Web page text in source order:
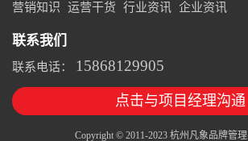
营销知识 运营干货 行业资讯 企业资讯
联系我们
联系电话： 15868129905
点击与项目经理沟通
Copyright © 2011-2023 杭州凡象品牌管